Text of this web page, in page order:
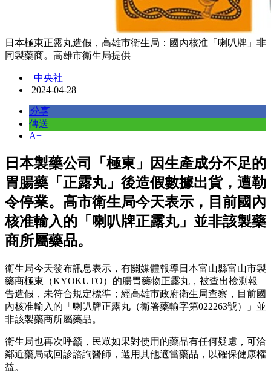
日本極東正露丸造假，高雄市衛生局：國內核准「喇叭牌」非
同製藥商。高雄市衛生局提供
中央社
2024-04-28
分享
傳送
A+
日本製藥公司「極東」因生產成分不足的
胃腸藥「正露丸」後造假數據出貨，遭勒
令停業。高市衛生局今天表示，目前國內
核准輸入的「喇叭牌正露丸」並非該製藥
商所屬藥品。
衛生局今天發布訊息表示，有關媒體報導日本富山縣富山市製
藥商極東（KYOKUTO）的腸胃藥物正露丸，被查出檢測報
告造假，未符合規定標準；經高雄市政府衛生局查察，目前國
內核准輸入的「喇叭牌正露丸（衛署藥輸字第022263號）」並
非該製藥商所屬藥品。
衛生局也再次呼籲，民眾如果對使用的藥品有任何疑慮，可洽
鄰近藥局或回診諮詢醫師，選用其他適當藥品，以確保健康權
益。